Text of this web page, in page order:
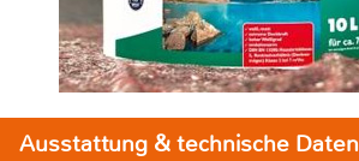
Ausstattung & technische Daten